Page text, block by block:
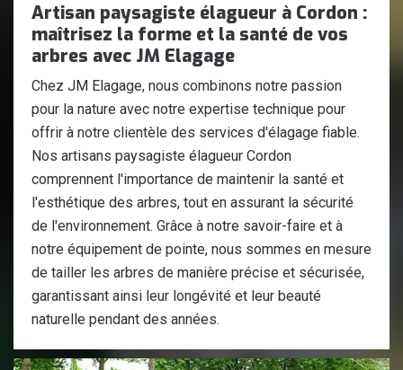
Artisan paysagiste élagueur à Cordon :
maîtrisez la forme et la santé de vos
arbres avec JM Elagage
Chez JM Elagage, nous combinons notre passion
pour la nature avec notre expertise technique pour
offrir à notre clientèle des services d'élagage fiable.
Nos artisans paysagiste élagueur Cordon
comprennent l'importance de maintenir la santé et
l'esthétique des arbres, tout en assurant la sécurité
de l'environnement. Grâce à notre savoir-faire et à
notre équipement de pointe, nous sommes en mesure
de tailler les arbres de manière précise et sécurisée,
garantissant ainsi leur longévité et leur beauté
naturelle pendant des années.